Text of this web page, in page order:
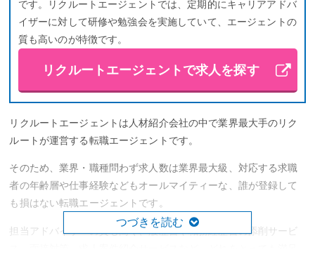
です。リクルートエージェントでは、定期的にキャリアアドバ
イザーに対して研修や勉強会を実施していて、エージェントの
質も高いのが特徴です。
リクルートエージェントで求人を探す
リクルートエージェントは人材紹介会社の中で業界最大手のリク
ルートが運営する転職エージェントです。
そのため、業界・職種問わず求人数は業界最大級、対応する求職
者の年齢層や仕事経験などもオールマイティーな、誰が登録して
も損はない転職エージェントです。
担当アドバイザーの質も高く、履歴書や職務経歴書の添削サービ
つづきを読む